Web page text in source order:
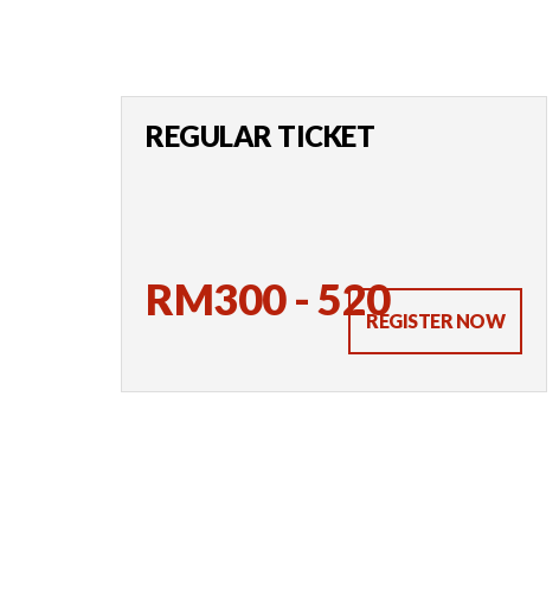
REGULAR TICKET
RM300 - 520REGISTER NOW